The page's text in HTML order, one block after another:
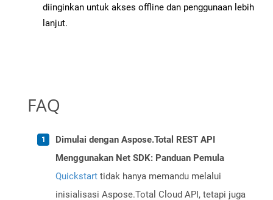
diinginkan untuk akses offline dan penggunaan lebih
lanjut.
FAQ
Dimulai dengan Aspose.Total REST API
Menggunakan Net SDK: Panduan Pemula
Quickstart tidak hanya memandu melalui
inisialisasi Aspose.Total Cloud API, tetapi juga